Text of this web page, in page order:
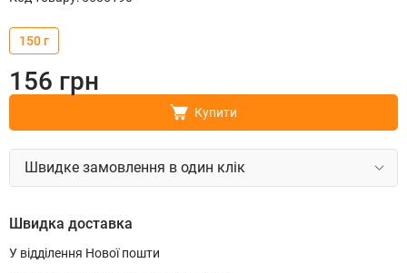
150 г
156 грн
Купити
Швидке замовлення в один клік
Швидка доставка
У відділення Нової пошти